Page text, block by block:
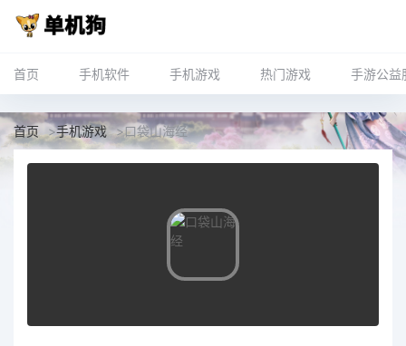
首页 手机软件 手机游戏 热门游戏 手游公益
首页 >手机游戏 >口袋山海经